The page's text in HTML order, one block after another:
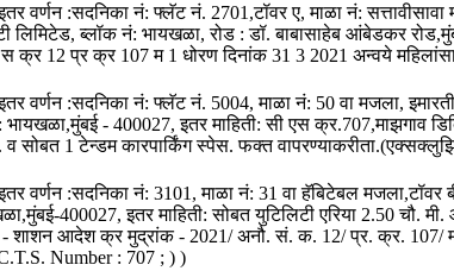
वर्णन :सदनिका नं: फ्लॅट नं. 2701,टॉवर ए, माळा नं:
लिमिटेड, ब्लॉक नं: भायखळा, रोड : डॉ. बाबासाहेब आंबेडकर
क्र 12 प्र क्र 107 म 1 धोरण दिनांक 31 3 2021 अन्वये
वर्णन :सदनिका नं: फ्लॅट नं. 5004, माळा नं: 50 वा मजला,
- 400027, इतर माहिती: सी एस क्र.707,माझगाव
व सोबत 1 टेन्डम कारपार्किंग स्पेस. फक्त
वर्णन :सदनिका नं: 3101, माळा नं: 31 वा हॅबिटेबल मजला,टॉवर
400027, इतर माहिती: सोबत युटिलिटी एरिया 2.50 चौ. मी.
शाशन आदेश क्र मुद्रांक - 2021/ अनौ. सं. क. 12/ प्र. क्र. 107/ म
Number : 707 ; ) )